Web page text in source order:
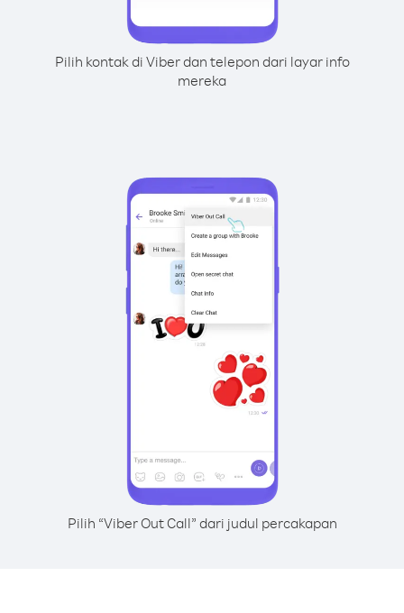
Pilih kontak di Viber dan telepon dari layar info
mereka
Pilih “Viber Out Call” dari judul percakapan